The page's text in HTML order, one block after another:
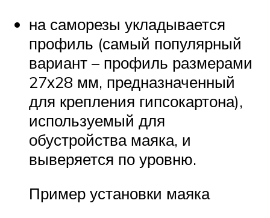
на саморезы укладывается
профиль (самый популярный
вариант – профиль размерами
27х28 мм, предназначенный
для крепления гипсокартона),
используемый для
обустройства маяка, и
выверяется по уровню.
Пример установки маяка